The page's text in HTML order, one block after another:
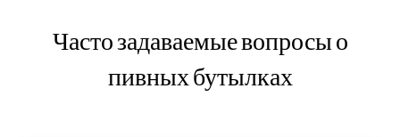
Часто задаваемые вопросы о
пивных бутылках